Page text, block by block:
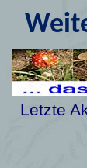
Letzte